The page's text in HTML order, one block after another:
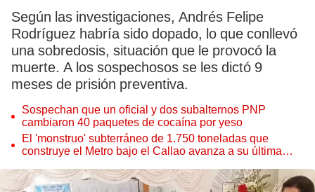
Según las investigaciones, Andrés Felipe
Rodríguez habría sido dopado, lo que conllevó
una sobredosis, situación que le provocó la
muerte. A los sospechosos se les dictó 9
meses de prisión preventiva.
Sospechan que un oficial y dos subalternos PNP
cambiaron 40 paquetes de cocaína por yeso
El 'monstruo' subterráneo de 1.750 toneladas que
construye el Metro bajo el Callao avanza a su última